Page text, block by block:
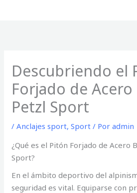
Descubriendo el
Forjado de
Petzl Sport
/Anclajes sport,Sport / Poradmin
¿Qué es el Pitón Forjado de Acero
Sport?
En el ámbito deportivo del
seguridad es vital. Equiparse con